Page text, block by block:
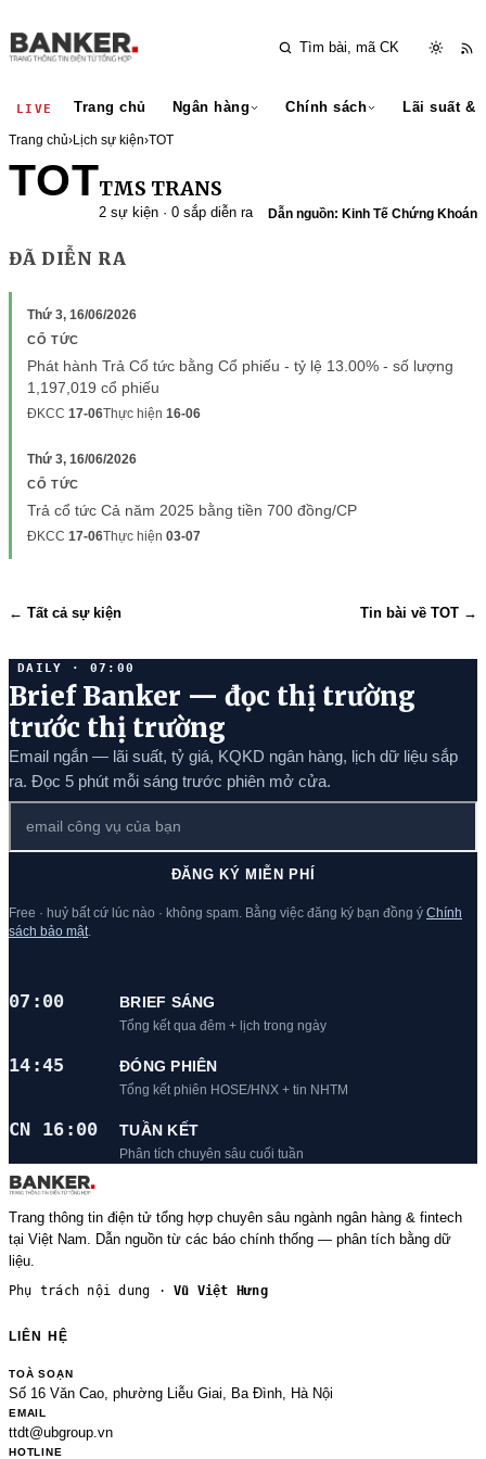
LIVE Trang chủ Ngân hàng Chính sách Lãi suất &
Trang chủ›Lịch sự kiện›TOT
TOTTMS TRANS
2 sự kiện · 0 sắp diễn ra Dẫn nguồn: Kinh Tế Chứng Khoán
ĐÃ DIỄN RA
Thứ 3, 16/06/2026
CỔ TỨC
Phát hành Trả Cổ tức bằng Cổ phiếu - tỷ lệ 13.00% - số lượng
1,197,019 cổ phiếu
ĐKCC 17-06Thực hiện 16-06
Thứ 3, 16/06/2026
CỔ TỨC
Trả cổ tức Cả năm 2025 bằng tiền 700 đồng/CP
ĐKCC 17-06Thực hiện 03-07
← Tất cả sự kiện Tin bài về TOT →
DAILY · 07:00
Brief Banker — đọc thị trường
trước thị trường
Email ngắn — lãi suất, tỷ giá, KQKD ngân hàng, lịch dữ liệu sắp
ra. Đọc 5 phút mỗi sáng trước phiên mở cửa.
ĐĂNG KÝ MIỄN PHÍ
Free · huỷ bất cứ lúc nào · không spam. Bằng việc đăng ký bạn đồng ý Chính
sách bảo mật
07:00 BRIEF SÁNG
Tổng kết qua đêm + lịch trong ngày
14:45 ĐÓNG PHIÊN
Tổng kết phiên HOSE/HNX + tin NHTM
CN 16:00 TUẦN KẾT
Phân tích chuyên sâu cuối tuần
Trang thông tin điện tử tổng hợp chuyên sâu ngành ngân hàng & fintech
tại Việt Nam. Dẫn nguồn từ các báo chính thống — phân tích bằng dữ
liệu.
Phụ trách nội dung ·Vũ Việt Hưng
LIÊN HỆ
TOÀ SOẠN
Số 16 Văn Cao, phường Liễu Giai, Ba Đình, Hà Nội
EMAIL
ttdt@ubgroup.vn
HOTLINE